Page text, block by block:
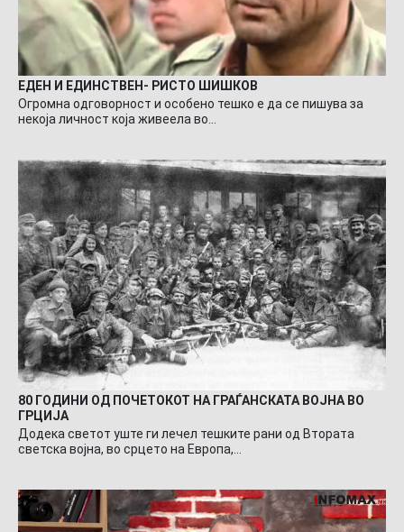
ЕДЕН И ЕДИНСТВЕН- РИСТО ШИШКОВ
Огромна одговорност и особено тешко е да се пишува за
некоја личност која живеела во…
80 ГОДИНИ ОД ПОЧЕТОКОТ НА ГРАЃАНСКАТА ВОЈНА ВО
ГРЦИЈА
Додека светот уште ги лечел тешките рани од Втората
светска војна, во срцето на Европа,…